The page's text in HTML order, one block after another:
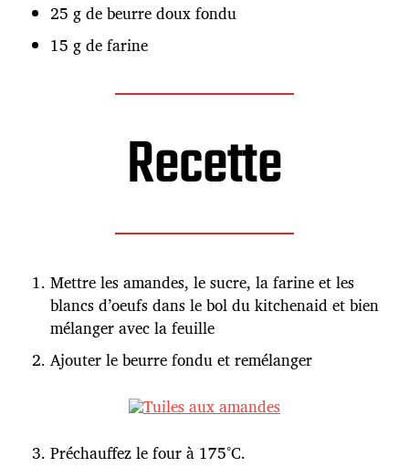
25 g de beurre doux fondu
15 g de farine
Recette
Mettre les amandes, le sucre, la farine et les
blancs d’oeufs dans le bol du kitchenaid et bien
mélanger avec la feuille
Ajouter le beurre fondu et remélanger
Préchauffez le four à 175°C.